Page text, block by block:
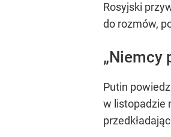
Rosyjski
do rozmów,
„Niemcy
Putin
w listopadzie